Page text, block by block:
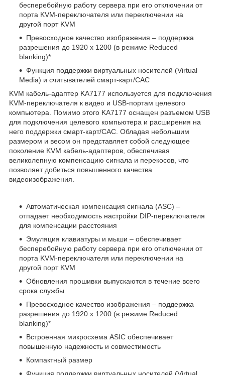
бесперебойную работу сервера при его отключении от
порта KVM-переключателя или переключении на
другой порт KVM
Превосходное качество изображения – поддержка
разрешения до 1920 x 1200 (в режиме Reduced
blanking)*
Функция поддержки виртуальных носителей (Virtual
Media) и считывателей смарт-карт/CAC
KVM кабель-адаптер KA7177 используется для подключения
KVM-переключателя к видео и USB-портам целевого
компьютера. Помимо этого KA7177 оснащен разъемом USB
для подключения целевого компьютера и расширения на
него поддержки смарт-карт/САС. Обладая небольшим
размером и весом он представляет собой следующее
поколение KVM кабель-адаптеров, обеспечивая
великолепную компенсацию сигнала и перекосов, что
позволяет добиться повышенного качества
видеоизображения.
Автоматическая компенсация сигнала (ASC) –
отпадает необходимость настройки DIP-переключателя
для компенсации расстояния
Эмуляция клавиатуры и мыши – обеспечивает
бесперебойную работу сервера при его отключении от
порта KVM-переключателя или переключении на
другой порт KVM
Обновления прошивки выпускаются в течение всего
срока службы
Превосходное качество изображения – поддержка
разрешения до 1920 x 1200 (в режиме Reduced
blanking)*
Встроенная микросхема ASIC обеспечивает
повышенную надежность и совместимость
Компактный размер
Функция поддержки виртуальных носителей (Virtual